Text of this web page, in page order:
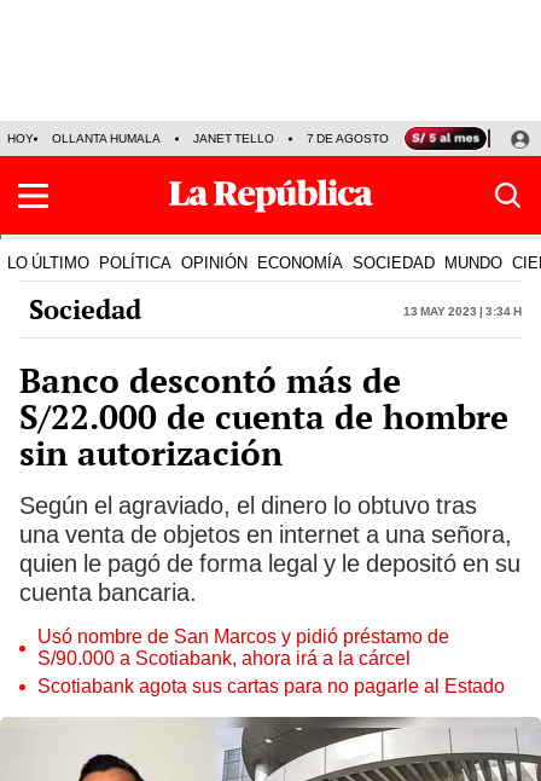
HOY OLLANTA HUMALA JANET TELLO 7 DE AGOSTO TINKA RESULTADOS
LO ÚLTIMO POLÍTICA OPINIÓN ECONOMÍA SOCIEDAD MUNDO
Sociedad 13 May 2023 | 3:34 h
Banco descontó más de
S/22.000 de cuenta de hombre
sin autorización
Según el agraviado, el dinero lo obtuvo tras
una venta de objetos en internet a una señora,
quien le pagó de forma legal y le depositó en su
cuenta bancaria.
Usó nombre de San Marcos y pidió préstamo de
S/90.000 a Scotiabank, ahora irá a la cárcel
Scotiabank agota sus cartas para no pagarle al Estado